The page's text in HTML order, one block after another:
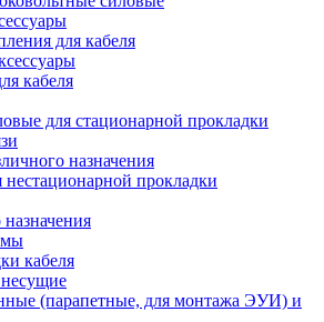
для кабеля
кабеля
для стационарной прокладки
назначения
прокладки
кабеля
(парапетные, для монтажа ЭУИ) и